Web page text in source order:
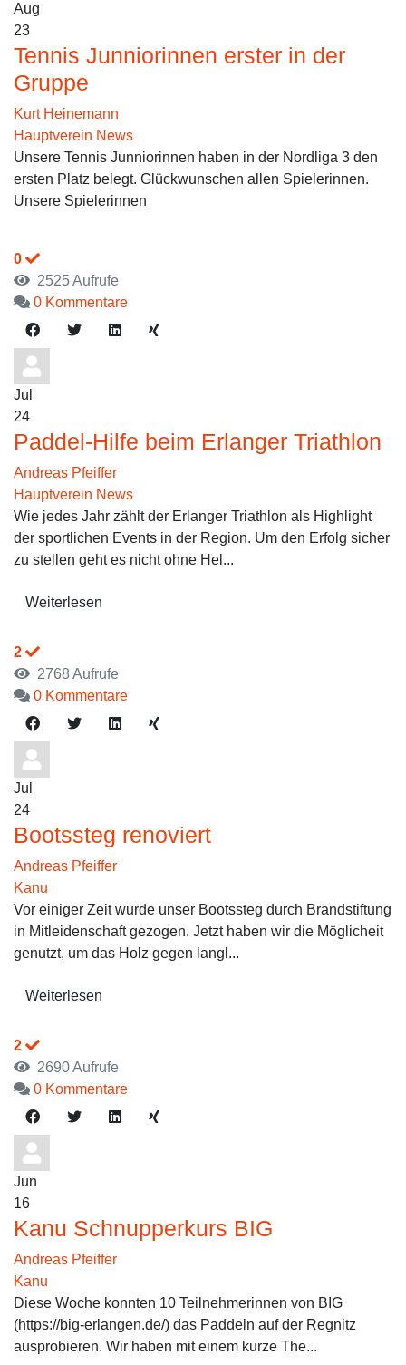
Aug
23
Tennis Junniorinnen erster in der
Gruppe
Kurt Heinemann
Hauptverein News
Unsere Tennis Junniorinnen haben in der Nordliga 3 den
ersten Platz belegt. Glückwunschen allen Spielerinnen.
Unsere Spielerinnen
0
2525 Aufrufe
0 Kommentare
Jul
24
Paddel-Hilfe beim Erlanger Triathlon
Andreas Pfeiffer
Hauptverein News
Wie jedes Jahr zählt der Erlanger Triathlon als Highlight
der sportlichen Events in der Region. Um den Erfolg sicher
zu stellen geht es nicht ohne Hel...
Weiterlesen
2
2768 Aufrufe
0 Kommentare
Jul
24
Bootssteg renoviert
Andreas Pfeiffer
Kanu
Vor einiger Zeit wurde unser Bootssteg durch Brandstiftung
in Mitleidenschaft gezogen. Jetzt haben wir die Möglicheit
genutzt, um das Holz gegen langl...
Weiterlesen
2
2690 Aufrufe
0 Kommentare
Jun
16
Kanu Schnupperkurs BIG
Andreas Pfeiffer
Kanu
Diese Woche konnten 10 Teilnehmerinnen von BIG
(https://big-erlangen.de/) das Paddeln auf der Regnitz
ausprobieren. Wir haben mit einem kurze The...